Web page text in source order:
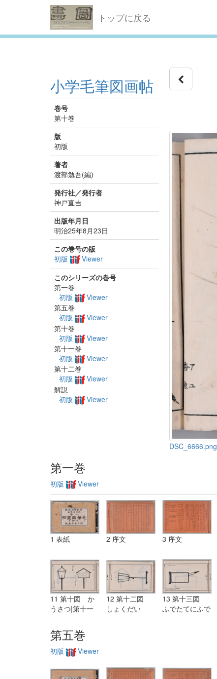
トップに戻る
小学毛筆図画帖
巻号
第十巻
版
初版
著者
渡部勉吾(編)
発行社／発行者
神戸直吉
出版年月日
明治25年8月23日
この巻号の版
初版
Viewer
このシリーズの巻号
第一巻
初版
Viewer
第五巻
初版
Viewer
第十巻
初版
Viewer
第十一巻
初版
Viewer
第十二巻
初版
Viewer
解説
初版
Viewer
DSC_6666.png
第一巻
初版 Viewer
1 表紙 2 序文 3 序文
11 第十図 か
うさつ|第十一
ろう
12 第十二図
しょくだい
13 第十三図
ふでたてにふで
第五巻
初版 Viewer